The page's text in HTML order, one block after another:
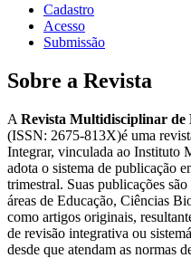
Cadastro
Acesso
Submissão
Sobre a Revista
A Revista Multidisciplinar de
(ISSN: 2675-813X)é uma
Integrar, vinculada ao Instituto
adota o sistema de publicação
trimestral. Suas publicações
áreas de Educação, Ciências
como artigos originais,
de revisão integrativa ou
desde que atendam as normas